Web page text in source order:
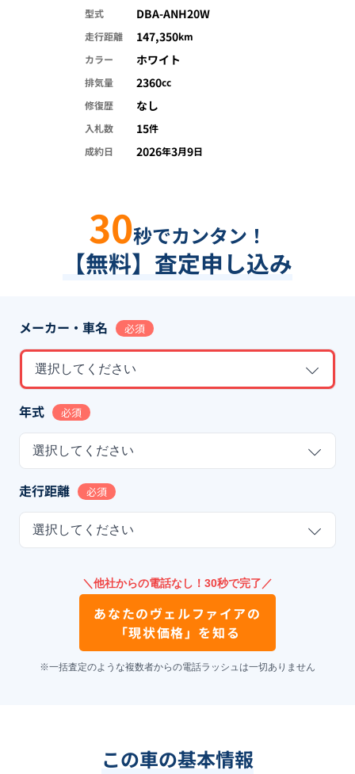
型式 DBA-ANH20W
走行距離 147,350km
カラー
ホワイト
排気量 2360cc
修復歴
なし
入札数 15件
成約日
2026年3月9日
30秒でカンタン！
【無料】査定申し込み
メーカー・車名 必須
選択してください
年式 必須
選択してください
走行距離 必須
選択してください
＼他社からの電話なし！30秒で完了／
あなたのヴェルファイアの
「現状価格」を知る
※一括査定のような複数者からの電話ラッシュは一切ありません
この車の基本情報